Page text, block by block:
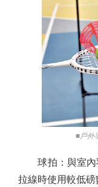
■戶外
球拍：與室內
拉線時使用較低磅